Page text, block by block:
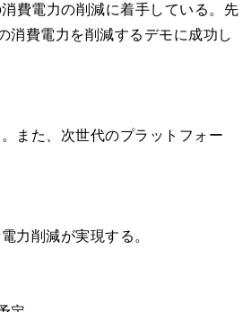
費電力の削減に着手している。先
費電力を削減するデモに成功し
また、次世代のプラットフォー
削減が実現する。